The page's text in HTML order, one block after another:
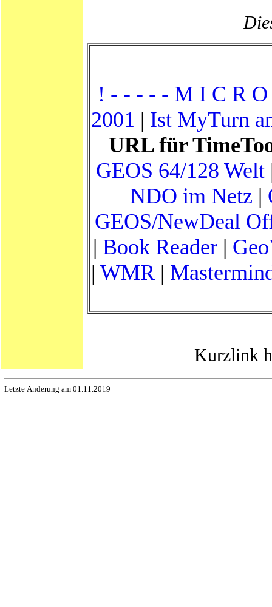
! - - - - - M I C R
2001 | Ist MyTurn
URL für
GEOS 64/128 Welt
NDO im Netz |
GEOS/NewDeal
| Book Reader|
| WMR |
Kurzlink
Letzte Änderung am 01.11.2019